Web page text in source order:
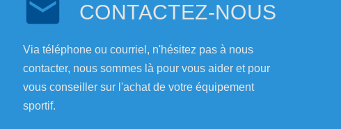
CONTACTEZ-NOUS
Via téléphone ou courriel, n'hésitez pas à nous
contacter, nous sommes là pour vous aider et pour
vous conseiller sur l'achat de votre équipement
sportif.